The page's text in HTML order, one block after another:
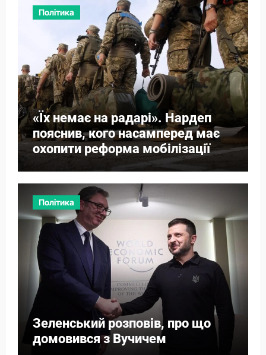
Політика
«Їх немає на радарі». Нардеп
пояснив, кого насамперед має
охопити реформа мобілізації
Політика
Зеленський розповів, про що
домовився з Вучичем